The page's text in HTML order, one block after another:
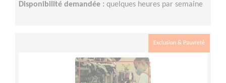
Disponibilité demandée : quelques heures par semaine
Exclusion & Pauvreté